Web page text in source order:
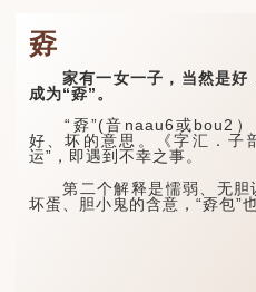
孬
家有一女一子，当然是好
成为“孬”。
“孬”(音naau6或bou2）
好、坏的意思。《字汇．子
运”，即遇到不幸之事。
第二个解释是懦弱、无胆
坏蛋、胆小鬼的含意，“孬包”